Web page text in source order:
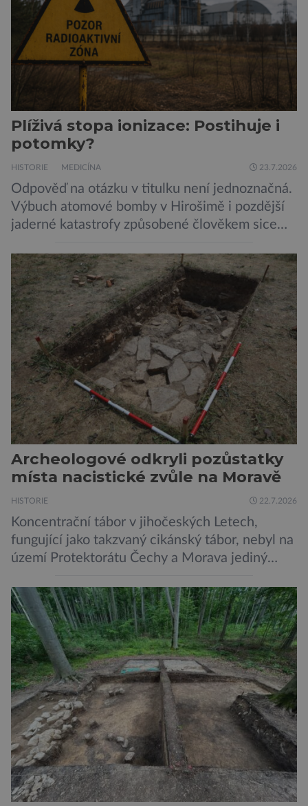
Plíživá stopa ionizace: Postihuje i
potomky?
HISTORIE MEDICÍNA 23.7.2026
Odpověď na otázku v titulku není jednoznačná.
Výbuch atomové bomby v Hirošimě i pozdější
jaderné katastrofy způsobené člověkem sice
slabší a dlouhodobé záření poškozuje DNA.
Přesto není stále zcela jasné, nakolik se mutace
vzniklé ozářením přenášejí na potomstvo. Před
pěti lety, těsně před 35. výročím výbuchu
Černobylské jaderné elektrárny, […]
Archeologové odkryli pozůstatky
místa nacistické zvůle na Moravě
HISTORIE 22.7.2026
Koncentrační tábor v jihočeských Letech,
fungující jako takzvaný cikánský tábor, nebyl na
území Protektorátu Čechy a Morava jediný
v Hodoníně u Kunštátu. Jeho pozůstatky byly
nedávno odkrývány archeology. Někteří z asi
1400 Romů a Sintů, kteří byli v táboře
internováni, v něm vydechli naposledy. Jiné
čekal transport do […]